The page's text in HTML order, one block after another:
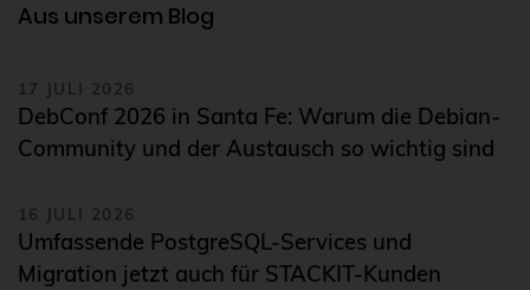
Aus unserem Blog
17 JULI 2026
DebConf 2026 in Santa Fe: Warum die Debian-
Community und der Austausch so wichtig sind
16 JULI 2026
Umfassende PostgreSQL-Services und
Migration jetzt auch für STACKIT-Kunden